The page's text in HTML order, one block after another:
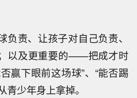
负责、让孩子对自己负责、
以及更重要的——把成才时
赢下眼前这场球”、“能否踢
青少年身上拿掉。